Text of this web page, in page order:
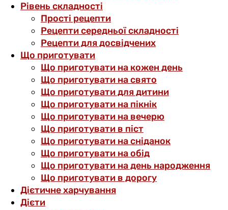
Рівень складності
Прості рецепти
Рецепти середньої складності
Рецепти для досвідчених
Що приготувати
Що приготувати на кожен день
Що приготувати на свято
Що приготувати для дитини
Що приготувати на пікнік
Що приготувати на вечерю
Що приготувати в піст
Що приготувати на сніданок
Що приготувати на обід
Що приготувати на день народження
Що приготувати в дорогу
Дієтичне харчування
Дієти